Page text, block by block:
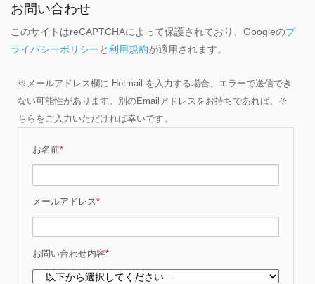
お問い合わせ
このサイトはreCAPTCHAによって保護されており、Googleのプ
ライバシーポリシーと利用規約が適用されます。
※メールアドレス欄に Hotmail を入力する場合、エラーで送信でき
ない可能性があります。別のEmailアドレスをお持ちであれば、そ
ちらをご入力いただければ幸いです。
お名前*
メールアドレス*
お問い合わせ内容*